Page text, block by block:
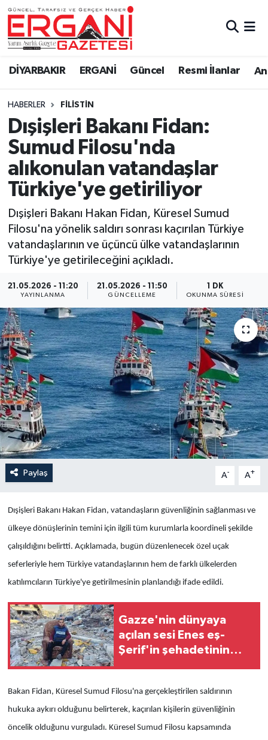
DİYARBAKIR ERGANİ Güncel Resmi İlanlar
HABERLER FILISTIN
Dışişleri Bakanı Fidan:
Sumud Filosu'nda
alıkonulan vatandaşlar
Türkiye'ye getiriliyor
Dışişleri Bakanı Hakan Fidan, Küresel Sumud
Filosu'na yönelik saldırı sonrası kaçırılan Türkiye
vatandaşlarının ve üçüncü ülke vatandaşlarının
Türkiye'ye getirileceğini açıkladı.
21.05.2026 - 11:20
YAYINLANMA
21.05.2026 - 11:50
GÜNCELLEME
1 DK
OKUNMA SÜRESI
Paylaş A- A+
Dışişleri Bakanı Hakan Fidan, vatandaşların güvenliğinin sağlanması ve
ülkeye dönüşlerinin temini için ilgili tüm kurumlarla koordineli şekilde
çalışıldığını belirtti. Açıklamada, bugün düzenlenecek özel uçak
seferleriyle hem Türkiye vatandaşlarının hem de farklı ülkelerden
katılımcıların Türkiye'ye getirilmesinin planlandığı ifade edildi.
Gazze'nin dünyaya
açılan sesi Enes eş-
Şerif'in şehadetinin
Bakan Fidan, Küresel Sumud Filosu'na gerçekleştirilen saldırının
hukuka aykırı olduğunu belirterek, kaçırılan kişilerin güvenliğinin
öncelik olduğunu vurguladı. Küresel Sumud Filosu kapsamında
DİYARBAKIR
BİSMİL
BAĞLAR
ERGANİ
Güncel
Eği̇ti̇m
Resmi İlanlar
Sağlık
Si̇yaset
Spor
Yaşam
Anali̇z
Bi̇li̇m & Teknoloji̇
Dünya
Eği̇ti̇m
Ergani Nöbetçi Eczaneler
Ergani Hava Durumu
Ergani Trafik Yoğunluk Haritası
Süper Lig Puan Durumu ve Fikstür
Tüm Manşetler
Son Dakika Haberleri
Haber Arşivi